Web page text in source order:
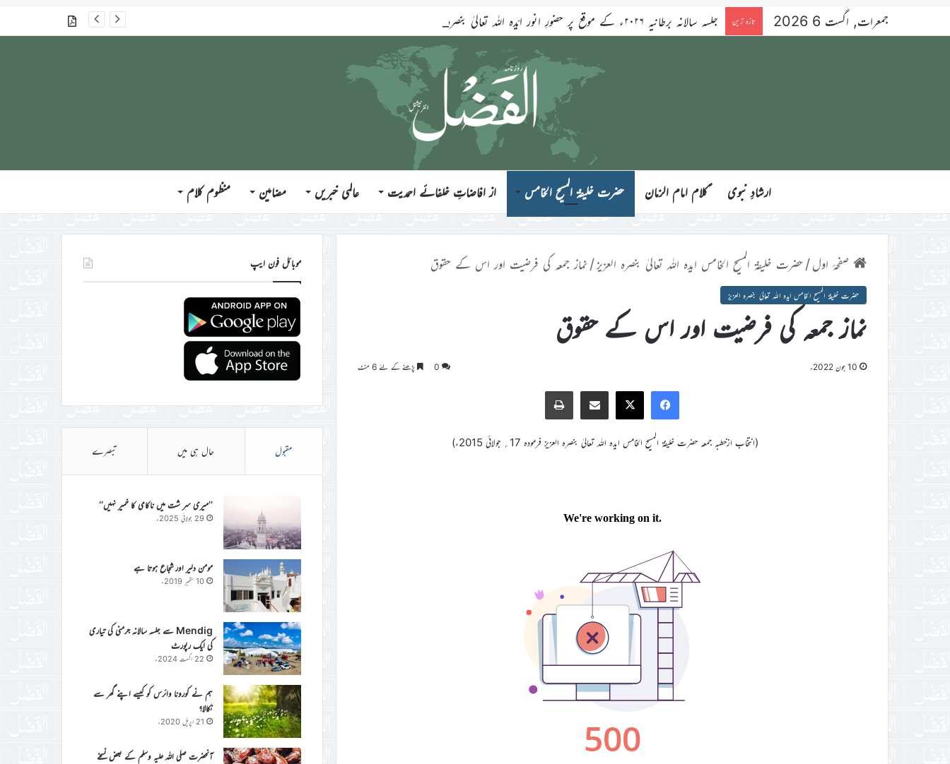
جمعرات, اگست 6 2026 تازہ ترین گذشتہ شمارے
ارشادِ نبوی ؑکلام امام الزمان حضرت خلیفۃ المسیح الخامس از افاضاتِ خلفائے احمدیت عالمی خبریں مضامین منظوم کلام
صفحۂ اول/حضرت خلیفۃ المسیح الخامس ایدہ اللہ تعالیٰ بنصرہ العزیز/ نماز جمعہ کی فرضیت اور اس کے حقوق
حضرت خلیفۃ المسیح الخامس ایدہ اللہ تعالیٰ بنصرہ العزیز
نماز جمعہ کی فرضیت اور اس کے حقوق
10 جون 2022ء 0 پڑھنے کے لئے 6 منٹ
Facebook
X
Share via Email
Print
(انتخاب ازخطبہ جمعہ حضرت خلیفۃ المسیح الخامس ایدہ اللہ تعالیٰ بنصرہ العزیز فرمودہ 17؍ جولائی 2015ء)
موبائل فون ایپ
مقبول حال ہی میں تبصرے
’’میری سر شت میں ناکامی کا خمیر نہیں‘‘
29 جولائی 2025ء
مومن دلیر اور شجاع ہوتا ہے
10 ستمبر 2019ء
Mendig سے جلسہ سالانہ جرمنی کی تیاری
کی ایک رپورٹ
22 اگست 2024ء
ہم نے کورونا وائرس کو کیسے اپنے گھر سے
نکالا؟
21 اپریل 2020ء
آنحضرت صلی اللہ علیہ وسلم کے بعض نسخے